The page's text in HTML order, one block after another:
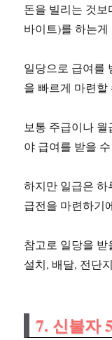
돈을 빌리는 것
바이트)를 하는
일당으로 급여를
을 빠르게 마련할
보통 주급이나
야 급여를 받을
하지만 일급은 하
급전을 마련하기
참고로 일당을 받
설치, 배달, 전단
7. 신불자